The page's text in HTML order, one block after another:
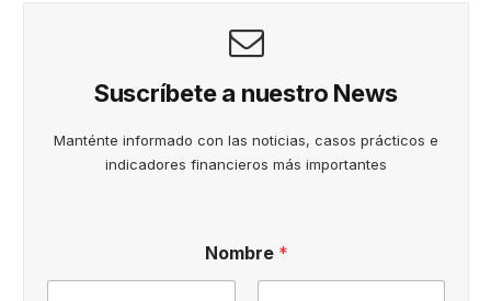
Suscríbete a nuestro News
Manténte informado con las noticias, casos prácticos e
indicadores financieros más importantes
Nombre *